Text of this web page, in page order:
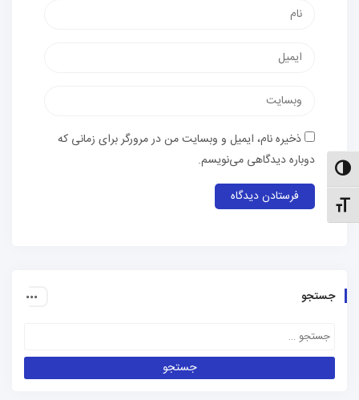
حالت کنتراست بالا
تنظیم اندازهٔ فونت
پست
وب‌سایت
ذخیره نام، ایمیل و وبسایت من در مرورگر برای زمانی که
دوباره دیدگاهی می‌نویسم.
جستجو